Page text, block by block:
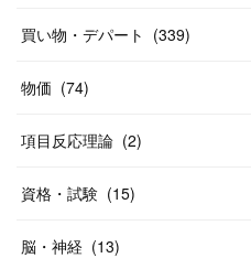
58)
10
買い物・デパート (339)
物価 (74)
項目反応理論 (2)
資格・試験 (15)
脳・神経 (13)